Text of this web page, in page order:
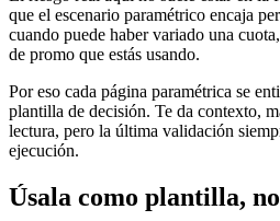
que el escenario paramétrico encaja
cuando puede haber variado una
de promo que estás usando.
Por eso cada página paramétrica se
plantilla de decisión. Te da contexto,
lectura, pero la última validación
ejecución.
Úsala como plantilla,